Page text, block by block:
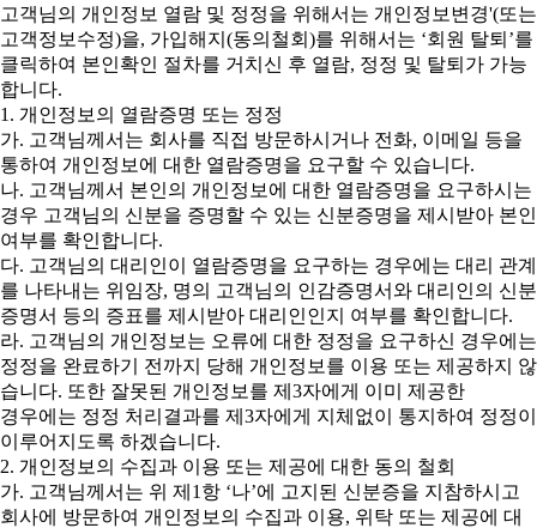
고객님의 개인정보 열람 및 정정을 위해서는 개인정보변경'(또는
고객정보수정)을, 가입해지(동의철회)를 위해서는 ‘회원 탈퇴’를
클릭하여 본인확인 절차를 거치신 후 열람, 정정 및 탈퇴가 가능
합니다.
1. 개인정보의 열람증명 또는 정정
가. 고객님께서는 회사를 직접 방문하시거나 전화, 이메일 등을
통하여 개인정보에 대한 열람증명을 요구할 수 있습니다.
나. 고객님께서 본인의 개인정보에 대한 열람증명을 요구하시는
경우 고객님의 신분을 증명할 수 있는 신분증명을 제시받아 본인
여부를 확인합니다.
다. 고객님의 대리인이 열람증명을 요구하는 경우에는 대리 관계
를 나타내는 위임장, 명의 고객님의 인감증명서와 대리인의 신분
증명서 등의 증표를 제시받아 대리인인지 여부를 확인합니다.
라. 고객님의 개인정보는 오류에 대한 정정을 요구하신 경우에는
정정을 완료하기 전까지 당해 개인정보를 이용 또는 제공하지 않
습니다. 또한 잘못된 개인정보를 제3자에게 이미 제공한
경우에는 정정 처리결과를 제3자에게 지체없이 통지하여 정정이
이루어지도록 하겠습니다.
2. 개인정보의 수집과 이용 또는 제공에 대한 동의 철회
가. 고객님께서는 위 제1항 ‘나’에 고지된 신분증을 지참하시고
회사에 방문하여 개인정보의 수집과 이용, 위탁 또는 제공에 대